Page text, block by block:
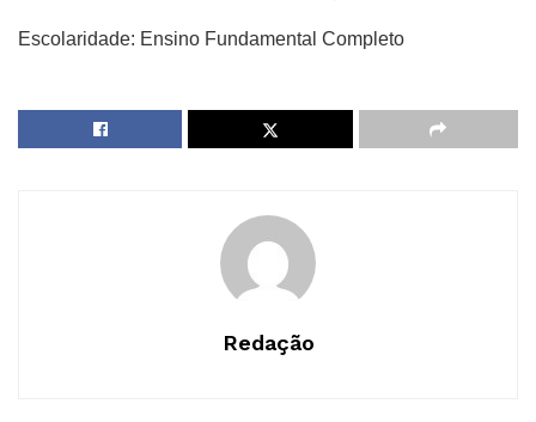
Escolaridade: Ensino Fundamental Completo
Redação